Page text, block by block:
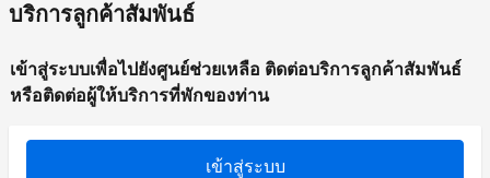
บริการลูกค้าสัมพันธ์
เข้าสู่ระบบเพื่อไปยังศูนย์ช่วยเหลือ ติดต่อบริการลูกค้าสัมพันธ์
หรือติดต่อผู้ให้บริการที่พักของท่าน
เข้าสู่ระบบ